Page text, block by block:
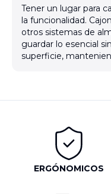
Tener un lugar para
la funcionalidad.
otros sistemas de
guardar lo esencial
superficie,
ERGÓNOMICOS